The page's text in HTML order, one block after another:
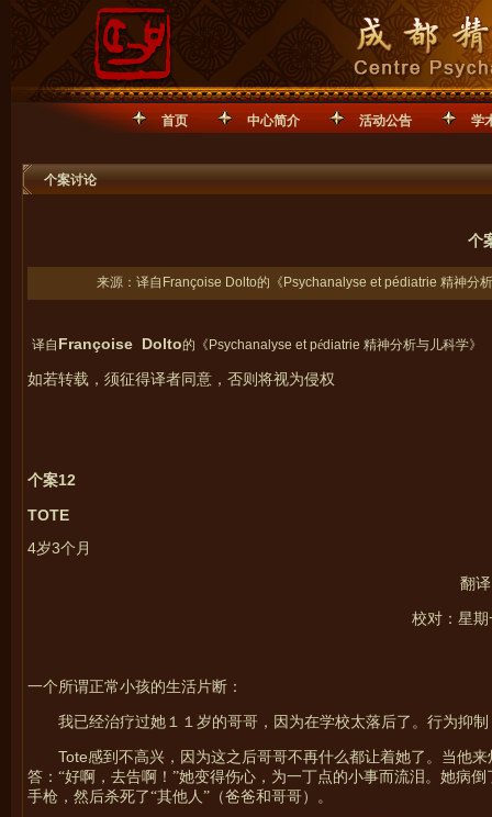
首页 中心简介 活动公告 学
个案讨论
个
来源：译自Françoise Dolto的《Psychanalyse et pédiatrie 精神
译自 Françoise Dolto的《 Psychanalyse et pédiatrie 精神分析与儿科学》
如若转载，须征得译者同意，否则将视为侵权
个案12
TOTE
4岁3个月
翻
校对：星期一翻译
一个所谓正常小孩的生活片断：
我已经治疗过她１１岁的哥哥，因为在学校太落后了。行为抑
Tote感到不高兴，因为这之后哥哥不再什么都让着她了。当他
答：“好啊，去告啊！”她变得伤心，为一丁点的小事而流泪。她病
手枪，然后杀死了“其他人”（爸爸和哥哥）。